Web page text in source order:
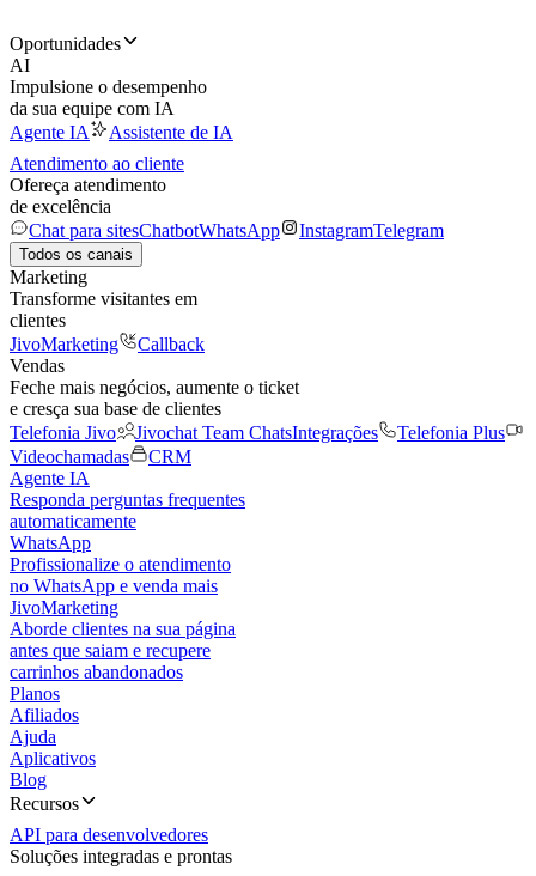
Oportunidades
AI
Impulsione o desempenho
da sua equipe com IA
Agente IA
Assistente de IA
Atendimento ao cliente
Ofereça atendimento
de excelência
Chat para sitesChatbotWhatsApp InstagramTelegram
Todos os canais
Marketing
Transforme visitantes em
clientes
JivoMarketing
Callback
Vendas
Feche mais negócios, aumente o ticket
e cresça sua base de clientes
Telefonia Jivo
Jivochat Team ChatsIntegrações
Telefonia Plus
Videochamadas
CRM
Agente IA
Responda perguntas frequentes
automaticamente
WhatsApp
Profissionalize o atendimento
no WhatsApp e venda mais
JivoMarketing
Aborde clientes na sua página
antes que saiam e recupere
carrinhos abandonados
Planos
Afiliados
Ajuda
Aplicativos
Blog
Recursos
API para desenvolvedores
Soluções integradas e prontas